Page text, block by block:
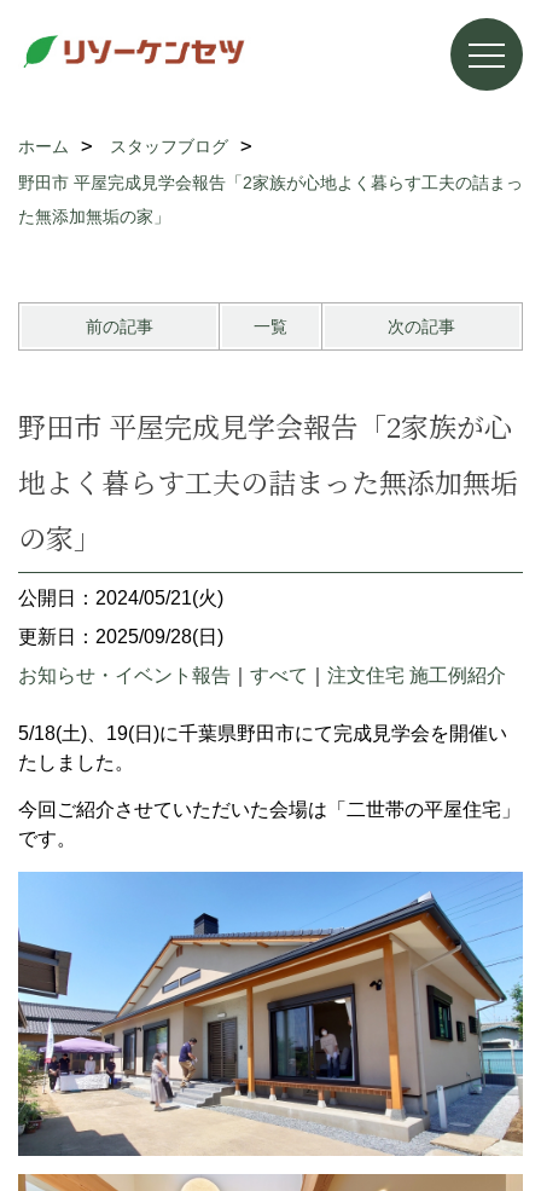
ホーム
スタッフブログ
野田市 平屋完成見学会報告「2家族が心地よく暮らす工夫の詰まっ
た無添加無垢の家」
前の記事 一覧 次の記事
野田市 平屋完成見学会報告「2家族が心
地よく暮らす工夫の詰まった無添加無垢
の家」
公開日：2024/05/21(火)
更新日：2025/09/28(日)
お知らせ・イベント報告
すべて 注文住宅 施工例紹介
5/18(土)、19(日)に千葉県野田市にて完成見学会を開催い
たしました。
今回ご紹介させていただいた会場は「二世帯の平屋住宅」
です。